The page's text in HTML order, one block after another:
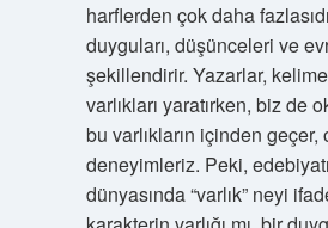
harflerden çok daha
duyguları, düşünceleri ve
şekillendirir. Yazarlar,
varlıkları yaratırken, biz de
bu varlıkların içinden geçer,
deneyimleriz. Peki,
dünyasında “varlık” neyi